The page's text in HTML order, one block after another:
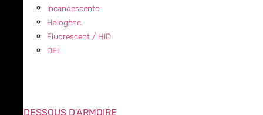
Incandescente
Halogène
Fluorescent / HID
DEL
DESSOUS D'ARMOIRE